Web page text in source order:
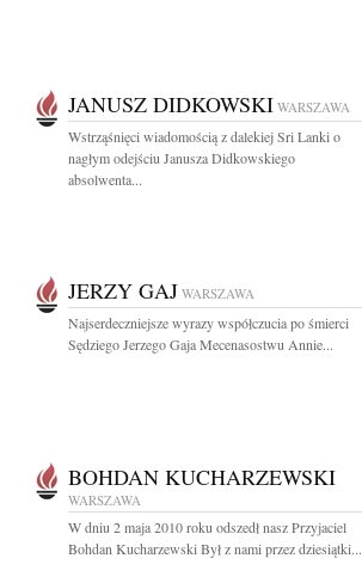
JANUSZ DIDKOWSKI WARSZAWA
Wstrząśnięci wiadomością z dalekiej Sri Lanki o
nagłym odejściu Janusza Didkowskiego
absolwenta...
JERZY GAJ WARSZAWA
Najserdeczniejsze wyrazy współczucia po śmierci
Sędziego Jerzego Gaja Mecenasostwu Annie...
BOHDAN KUCHARZEWSKI
WARSZAWA
W dniu 2 maja 2010 roku odszedł nasz Przyjaciel
Bohdan Kucharzewski Był z nami przez dziesiątki...